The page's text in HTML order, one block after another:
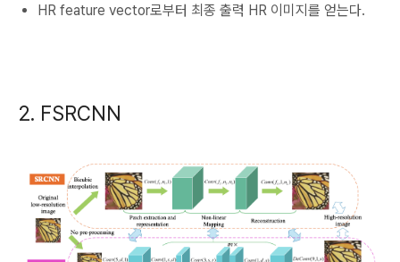
HR feature vector로부터 최종 출력 HR 이미지를 얻는다.
2. FSRCNN